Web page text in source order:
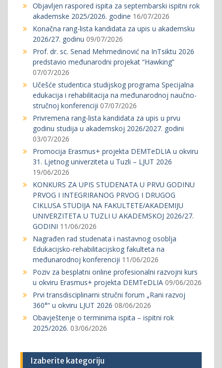
Objavljen raspored ispita za septembarski ispitni rok
akademske 2025/2026. godine 16/07/2026
Konačna rang-lista kandidata za upis u akademsku
2026/27. godinu 09/07/2026
Prof. dr. sc. Senad Mehmedinović na InTsiktu 2026
predstavio međunarodni projekat “Hawking”
07/07/2026
Učešće studentica studijskog programa Specijalna
edukacija i rehabilitacija na međunarodnoj naučno-
stručnoj konferenciji 07/07/2026
Privremena rang-lista kandidata za upis u prvu
godinu studija u akademskoj 2026/2027. godini
03/07/2026
Promocija Erasmus+ projekta DEMTeDLIA u okviru
31. Ljetnog univerziteta u Tuzli – LJUT 2026
19/06/2026
KONKURS ZA UPIS STUDENATA U PRVU GODINU
PRVOG I INTEGRIRANOG PRVOG I DRUGOG
CIKLUSA STUDIJA NA FAKULTETE/AKADEMIJU
UNIVERZITETA U TUZLI U AKADEMSKOJ 2026/27.
GODINI 11/06/2026
Nagrađen rad studenata i nastavnog osoblja
Edukacijsko-rehabilitacijskog fakulteta na
međunarodnoj konferenciji 11/06/2026
Poziv za besplatni online profesionalni razvojni kurs
u okviru Erasmus+ projekta DEMTeDLIA 09/06/2026
Prvi transdisciplinarni stručni forum „Rani razvoj
360°“ u okviru LJUT 2026 08/06/2026
Obavještenje o terminima ispita – ispitni rok
2025/2026. 03/06/2026
Izaberite kategoriju